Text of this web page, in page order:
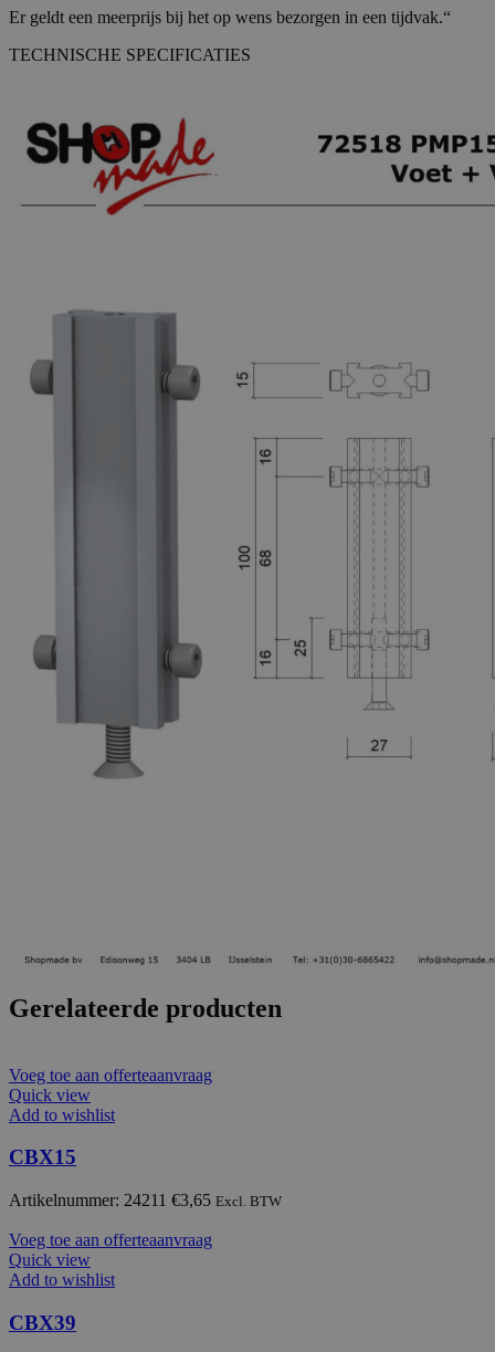
Er geldt een meerprijs bij het op wens bezorgen in een tijdvak.“
TECHNISCHE SPECIFICATIES
Gerelateerde producten
Voeg toe aan offerteaanvraag
Quick view
Add to wishlist
CBX15
Artikelnummer: 24211 €3,65 Excl. BTW
Voeg toe aan offerteaanvraag
Quick view
Add to wishlist
CBX39